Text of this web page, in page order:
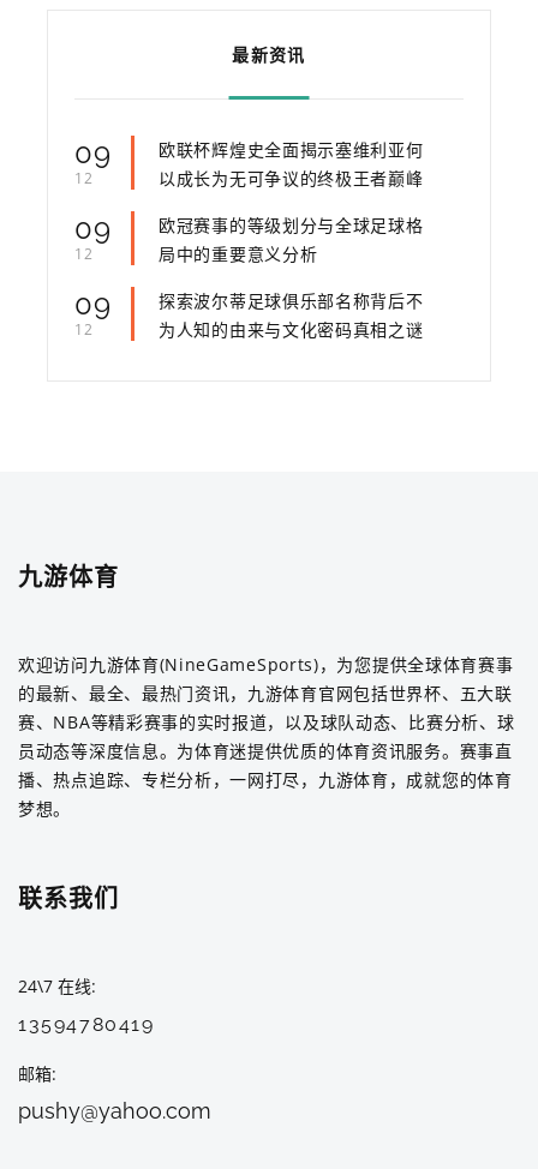
最新资讯
09
12
欧联杯辉煌史全面揭示塞维利亚何
以成长为无可争议的终极王者巅峰
09
12
欧冠赛事的等级划分与全球足球格
局中的重要意义分析
09
12
探索波尔蒂足球俱乐部名称背后不
为人知的由来与文化密码真相之谜
九游体育
欢迎访问九游体育(NineGameSports)，为您提供全球体育赛事
的最新、最全、最热门资讯，九游体育官网包括世界杯、五大联
赛、NBA等精彩赛事的实时报道，以及球队动态、比赛分析、球
员动态等深度信息。为体育迷提供优质的体育资讯服务。赛事直
播、热点追踪、专栏分析，一网打尽，九游体育，成就您的体育
梦想。
联系我们
24\7 在线
13594780419
邮箱
pushy@yahoo.com